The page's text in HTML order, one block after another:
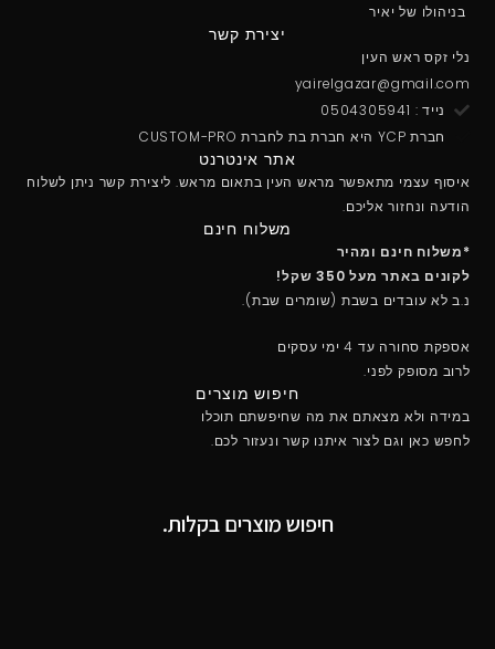
בניהולו של יאיר
יצירת קשר
נלי זקס ראש העין
yairelgazar@gmail.com
נייד : 0504305941
חברת YCP היא חברת בת לחברת CUSTOM-PRO
אתר אינטרנט
איסוף עצמי מתאפשר מראש העין בתאום מראש. ליצירת קשר ניתן לשלוח
הודעה ונחזור אליכם.
משלוח חינם
*משלוח חינם ומהיר
לקונים באתר מעל 350 שקל!
נ.ב לא עובדים בשבת (שומרים שבת).
אספקת סחורה עד 4 ימי עסקים
לרוב מסופק לפני.
חיפוש מוצרים
במידה ולא מצאתם את מה שחיפשתם תוכלו
לחפש כאן וגם לצור איתנו קשר ונעזור לכם.
חיפוש מוצרים בקלות.